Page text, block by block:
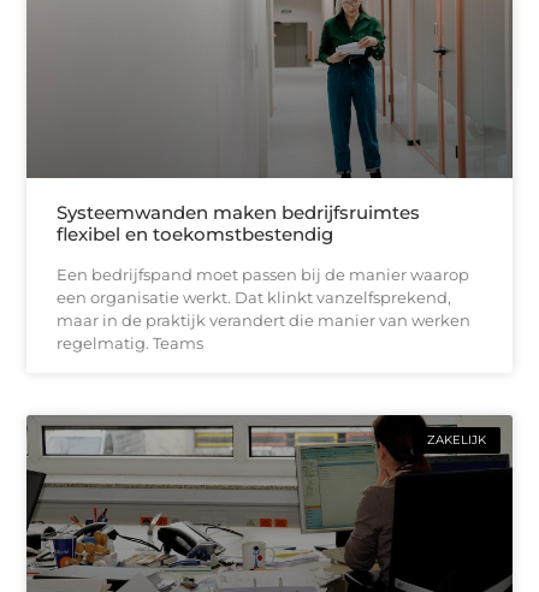
Systeemwanden maken bedrijfsruimtes
flexibel en toekomstbestendig
Een bedrijfspand moet passen bij de manier waarop
een organisatie werkt. Dat klinkt vanzelfsprekend,
maar in de praktijk verandert die manier van werken
regelmatig. Teams
ZAKELIJK